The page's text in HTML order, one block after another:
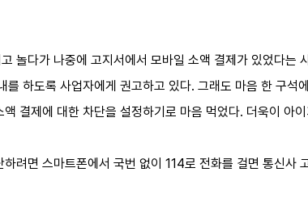
놀다가 나중에 고지서에서 모바일 소액 결제가 있었다는
를 하도록 사업자에게 권고하고 있다. 그래도 마음 한 구
결제에 대한 차단을 설정하기로 마음 먹었다. 더욱이 아
려면 스마트폰에서 국번 없이 114로 전화를 걸면 통신사